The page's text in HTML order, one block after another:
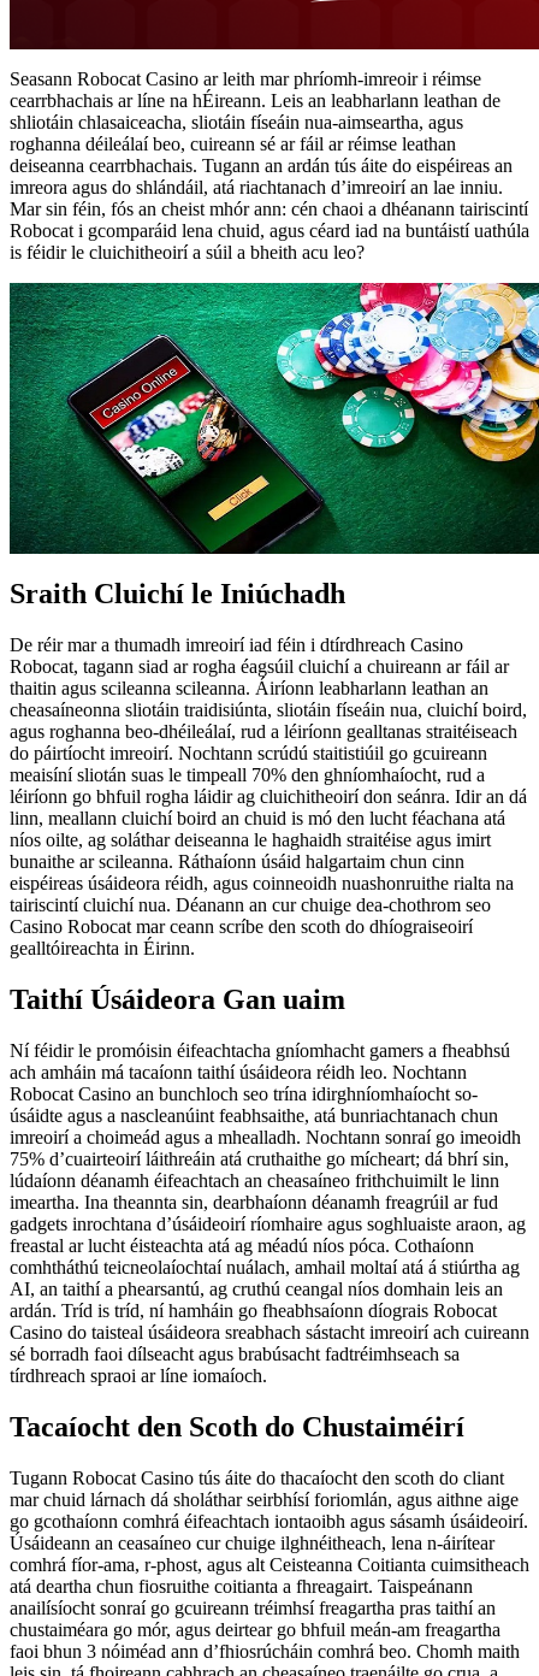
Seasann Robocat Casino ar leith mar phríomh-imreoir i réimse
cearrbhachais ar líne na hÉireann. Leis an leabharlann leathan de
shliotáin chlasaiceacha, sliotáin físeáin nua-aimseartha, agus
roghanna déileálaí beo, cuireann sé ar fáil ar réimse leathan
deiseanna cearrbhachais. Tugann an ardán tús áite do eispéireas an
imreora agus do shlándáil, atá riachtanach d’imreoirí an lae inniu.
Mar sin féin, fós an cheist mhór ann: cén chaoi a dhéanann tairiscintí
Robocat i gcomparáid lena chuid, agus céard iad na buntáistí uathúla
is féidir le cluichitheoirí a súil a bheith acu leo?
Sraith Cluichí le Iniúchadh
De réir mar a thumadh imreoirí iad féin i dtírdhreach Casino
Robocat, tagann siad ar rogha éagsúil cluichí a chuireann ar fáil ar
thaitin agus scileanna scileanna. Áiríonn leabharlann leathan an
cheasaíneonna sliotáin traidisiúnta, sliotáin físeáin nua, cluichí boird,
agus roghanna beo-dhéileálaí, rud a léiríonn gealltanas straitéiseach
do páirtíocht imreoirí. Nochtann scrúdú staitistiúil go gcuireann
meaisíní sliotán suas le timpeall 70% den ghníomhaíocht, rud a
léiríonn go bhfuil rogha láidir ag cluichitheoirí don seánra. Idir an dá
linn, meallann cluichí boird an chuid is mó den lucht féachana atá
níos oilte, ag soláthar deiseanna le haghaidh straitéise agus imirt
bunaithe ar scileanna. Ráthaíonn úsáid halgartaim chun cinn
eispéireas úsáideora réidh, agus coinneoidh nuashonruithe rialta na
tairiscintí cluichí nua. Déanann an cur chuige dea-chothrom seo
Casino Robocat mar ceann scríbe den scoth do dhíograiseoirí
gealltóireachta in Éirinn.
Taithí Úsáideora Gan uaim
Ní féidir le promóisin éifeachtacha gníomhacht gamers a fheabhsú
ach amháin má tacaíonn taithí úsáideora réidh leo. Nochtann
Robocat Casino an bunchloch seo trína idirghníomhaíocht so-
úsáidte agus a nascleanúint feabhsaithe, atá bunriachtanach chun
imreoirí a choimeád agus a mhealladh. Nochtann sonraí go imeoidh
75% d’cuairteoirí láithreáin atá cruthaithe go mícheart; dá bhrí sin,
lúdaíonn déanamh éifeachtach an cheasaíneo frithchuimilt le linn
imeartha. Ina theannta sin, dearbhaíonn déanamh freagrúil ar fud
gadgets inrochtana d’úsáideoirí ríomhaire agus soghluaiste araon, ag
freastal ar lucht éisteachta atá ag méadú níos póca. Cothaíonn
comhtháthú teicneolaíochtaí nuálach, amhail moltaí atá á stiúrtha ag
AI, an taithí a phearsantú, ag cruthú ceangal níos domhain leis an
ardán. Tríd is tríd, ní hamháin go fheabhsaíonn díograis Robocat
Casino do taisteal úsáideora sreabhach sástacht imreoirí ach cuireann
sé borradh faoi dílseacht agus brabúsacht fadtréimhseach sa
tírdhreach spraoi ar líne iomaíoch.
Tacaíocht den Scoth do Chustaiméirí
Tugann Robocat Casino tús áite do thacaíocht den scoth do cliant
mar chuid lárnach dá sholáthar seirbhísí foriomlán, agus aithne aige
go gcothaíonn comhrá éifeachtach iontaoibh agus sásamh úsáideoirí.
Úsáideann an ceasaíneo cur chuige ilghnéitheach, lena n-áirítear
comhrá fíor-ama, r-phost, agus alt Ceisteanna Coitianta cuimsitheach
atá deartha chun fiosruithe coitianta a fhreagairt. Taispeánann
anailísíocht sonraí go gcuireann tréimhsí freagartha pras taithí an
chustaiméara go mór, agus deirtear go bhfuil meán-am freagartha
faoi bhun 3 nóiméad ann d’fhiosrúcháin comhrá beo. Chomh maith